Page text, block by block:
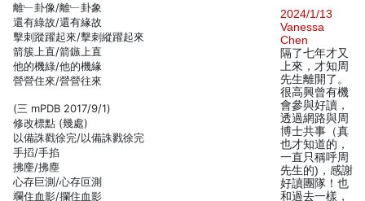
離﹂卦像/離﹂卦象
還有綠故/還有緣故
擊刺蹤躍起來/擊刺縱躍起來
箭簇上直/箭鏃上直
他的機綠/他的機緣
營營住來/營營往來
(三 mPDB 2017/9/1)
修改標點 (幾處)
以備誅戳徐完/以備誅戮徐完
手搯/手掐
拂麈/拂塵
心存巨測/心存叵測
斕住血影/攔住血影
2024/1/13
Vanessa
Chen
隔了七年才又
上來，才知周
先生離開了。
很高興曾有機
會參與好讀，
透過網路與周
博士共事（真
也才知道的，
一直只稱呼周
先生的)，感謝
好讀團隊！也
和過去一樣，